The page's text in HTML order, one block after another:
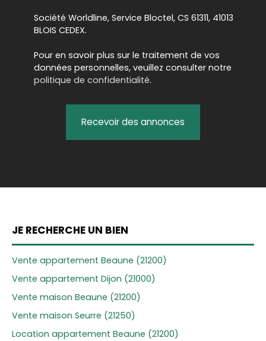
Société Worldline, Service Bloctel, CS 61311, 41013
BLOIS CEDEX.
Pour en savoir plus sur le traitement de vos
données personnelles, veuillez consulter notre
politique de confidentialité.
Recevoir des annonces
JE RECHERCHE UN BIEN
Vente appartement Beaune (21200)
Vente appartement Dijon (21000)
Vente maison Beaune (21200)
Vente maison Seurre (21250)
Location appartement Beaune (21200)